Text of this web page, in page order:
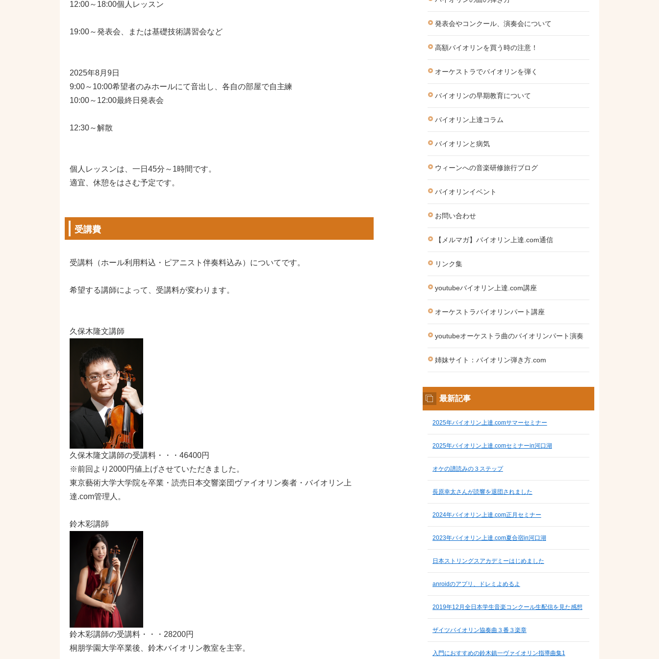
12:00～18:00個人レッスン
19:00～発表会、または基礎技術講習会など
2025年8月9日
9:00～10:00希望者のみホールにて音出し、各自の部屋で自主練
10:00～12:00最終日発表会
12:30～解散
個人レッスンは、一日45分～1時間です。
適宜、休憩をはさむ予定です。
受講費
受講料（ホール利用料込・ピアニスト伴奏料込み）についてです。
希望する講師によって、受講料が変わります。
久保木隆文講師
久保木隆文講師の受講料・・・46400円
※前回より2000円値上げさせていただきました。
東京藝術大学大学院を卒業・読売日本交響楽団ヴァイオリン奏者・バイオリン上
達.com管理人。
鈴木彩講師
鈴木彩講師の受講料・・・28200円
桐朋学園大学卒業後、鈴木バイオリン教室を主宰。
発表会やコンクール、演奏会について
高額バイオリンを買う時の注意！
オーケストラでバイオリンを弾く
バイオリンの早期教育について
バイオリン上達コラム
バイオリンと病気
ウィーンへの音楽研修旅行ブログ
バイオリンイベント
お問い合わせ
【メルマガ】バイオリン上達.com通信
リンク集
youtubeバイオリン上達.com講座
オーケストラバイオリンパート講座
youtubeオーケストラ曲のバイオリンパート演奏
姉妹サイト：バイオリン弾き方.com
最新記事
2025年バイオリン上達.comサマーセミナー
2025年バイオリン上達.comセミナーin河口湖
オケの譜読みの３ステップ
長原幸太さんが読響を退団されました
2024年バイオリン上達.com正月セミナー
2023年バイオリン上達.com夏合宿in河口湖
日本ストリングスアカデミーはじめました
anroidのアプリ、ドレミよめるよ
2019年12月全日本学生音楽コンクール生配信を見た感想
ザイツバイオリン協奏曲３番３楽章
入門におすすめの鈴木鎮一ヴァイオリン指導曲集1